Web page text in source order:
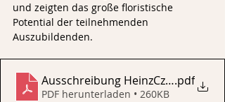
und zeigten das große floristische
Potential der teilnehmenden
Auszubildenden.
Ausschreibung HeinzCzeilerCup
.pdf
PDF herunterladen • 260KB